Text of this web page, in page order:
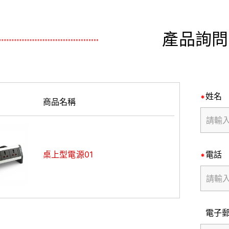
產品詢問
商品名稱
桌上型電源01
姓名
電話
電子